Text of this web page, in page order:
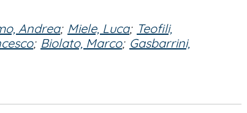
Andrea; Miele, Luca; Teofili,
; Biolato, Marco; Gasbarrini,